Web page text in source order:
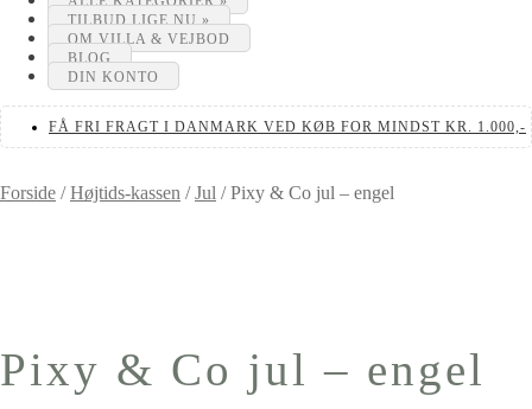
TILBUD LIGE NU »
OM VILLA & VEJBOD
BLOG
DIN KONTO
FÅ FRI FRAGT I DANMARK VED KØB FOR MINDST KR. 1.000,-
Forside /Højtids-kassen /Jul /Pixy & Co jul – engel
Pixy & Co jul – engel